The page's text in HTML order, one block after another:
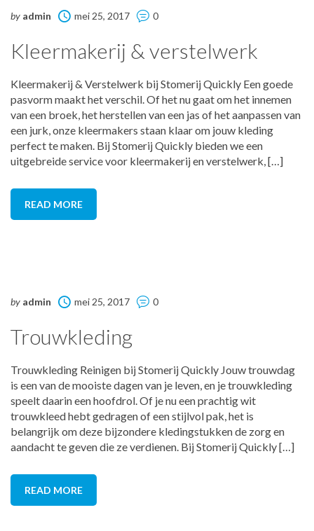
by admin mei 25, 2017 0
Kleermakerij & verstelwerk
Kleermakerij & Verstelwerk bij Stomerij Quickly Een goede
pasvorm maakt het verschil. Of het nu gaat om het innemen
van een broek, het herstellen van een jas of het aanpassen van
een jurk, onze kleermakers staan klaar om jouw kleding
perfect te maken. Bij Stomerij Quickly bieden we een
uitgebreide service voor kleermakerij en verstelwerk, […]
READ MORE
by admin mei 25, 2017 0
Trouwkleding
Trouwkleding Reinigen bij Stomerij Quickly Jouw trouwdag
is een van de mooiste dagen van je leven, en je trouwkleding
speelt daarin een hoofdrol. Of je nu een prachtig wit
trouwkleed hebt gedragen of een stijlvol pak, het is
belangrijk om deze bijzondere kledingstukken de zorg en
aandacht te geven die ze verdienen. Bij Stomerij Quickly […]
READ MORE